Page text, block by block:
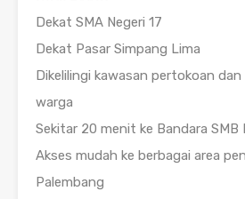
Dekat SMA Negeri 17
Dekat Pasar Simpang Lima
Dikelilingi kawasan pertokoan
warga
Sekitar 20 menit ke Bandara SMB
Akses mudah ke berbagai area
Palembang